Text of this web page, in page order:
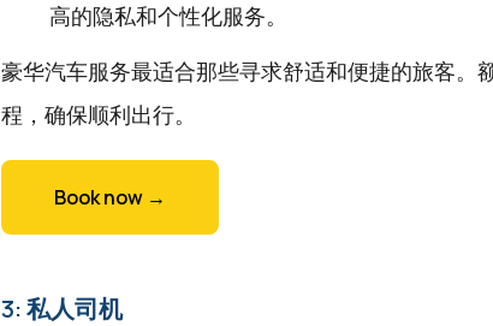
高的隐私和个性化服务。
豪华汽车服务最适合那些寻求舒适和便捷的旅客。
程，确保顺利出行。
Book now →
3: 私人司机